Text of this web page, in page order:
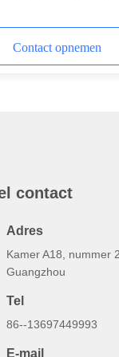
Contact opnemen
contact
Adres
Kamer A18, nummer
Guangzhou
Tel
86--13697449993
E-mail